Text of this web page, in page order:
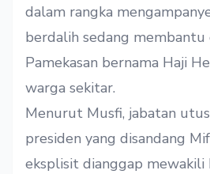
dalam rangka
berdalih sedang membantu
Pamekasan bernama Haji
warga sekitar.
Menurut Musfi, jabatan
presiden yang disandang
eksplisit dianggap mewakili